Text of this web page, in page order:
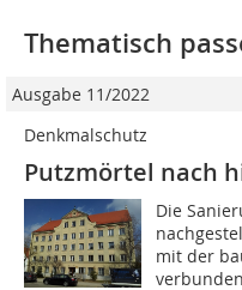
Thematisch
Ausgabe 11/2022
Denkmalschutz
Putzmörtel nach
Die
mit der